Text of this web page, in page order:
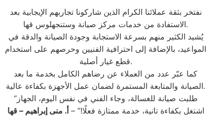
نفتخر بثقة عملائنا الكرام الذين شاركونا تجاربهم الإيجابية بعد
الاستفادة من خدمات مركز صيانة وستنجهلوس قها.
يُشيد الكثير منهم بسرعة الاستجابة وجودة الصيانة والدقة في
المواعيد، بالإضافة إلى احترافية الفنيين وحرصهم على استخدام
قطع غيار أصلية.
كما عبّر عدد من العملاء عن رضاهم الكامل بخدمة ما بعد
الصيانة والمتابعة المستمرة لضمان عمل الأجهزة بكفاءة عالية.
“طلبت صيانة للغسالة، وجاء الفني في نفس اليوم، الجهاز
اشتغل بكفاءة تانية، خدمة ممتازة فعلًا!” – أ. منى إبراهيم – قها